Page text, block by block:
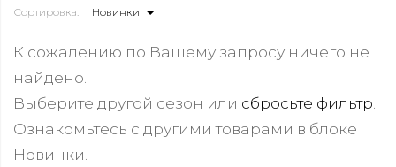
Сортировка: Новинки
К сожалению по Вашему запросу ничего не
найдено.
Выберите другой сезон или сбросьте фильтр
Ознакомьтесь с другими товарами в блоке
Новинки.